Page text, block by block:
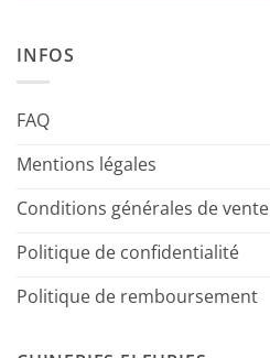
INFOS
FAQ
Mentions légales
Conditions générales de vente
Politique de confidentialité
Politique de remboursement